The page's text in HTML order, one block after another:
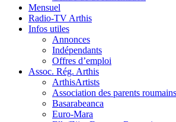
Mensuel
Radio-TV Arthis
Infos utiles
Annonces
Indépendants
Offres d’emploi
Assoc. Rég. Arthis
ArthisArtists
Association des parents
Basarabeanca
Euro-Mara